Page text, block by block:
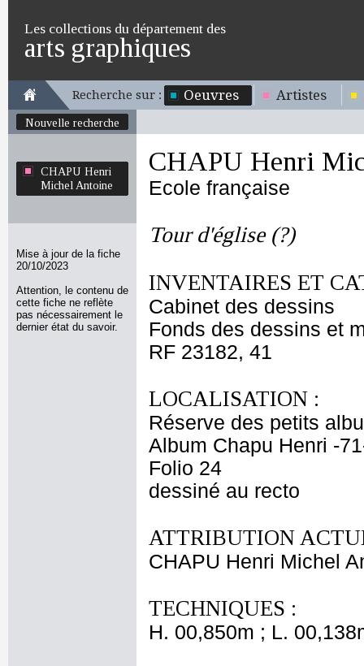
Les collections du département des
arts graphiques
Recherche sur : Oeuvres Artistes
Nouvelle recherche
CHAPU Henri
Michel Antoine
Mise à jour de la fiche
20/10/2023
Attention, le contenu de
cette fiche ne reflète
pas nécessairement le
dernier état du savoir.
CHAPU Henri
Ecole française
Tour d'église (?)
INVENTAIRES ET
Cabinet des dessins
Fonds des dessins et
RF 23182, 41
LOCALISATION :
Réserve des petits
Album Chapu Henri -
Folio 24
dessiné au recto
ATTRIBUTION
CHAPU Henri Michel
TECHNIQUES :
H. 00,850m ; L.